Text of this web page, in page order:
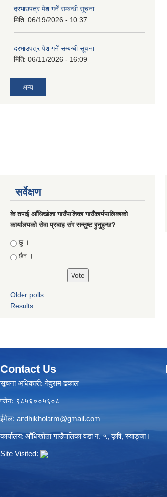
दरभाउपत्र पेश गर्ने सम्बन्धी सूचना
मिति: 06/19/2026 - 10:37
दरभाउपत्र पेश गर्ने सम्बन्धी सूचना
मिति: 06/11/2026 - 16:09
अन्य
सर्वेक्षण
के तपाई आँधिखोला गाउँपालिका गाउँकार्यपालिकाको
कार्यालयको सेवा प्रबाह संग सन्तुष्ट हुनुहुन्छ?
Choices
छु ।
छैन ।
Older polls
Results
Contact Us
सूचना अधिकारी: गेदुराम ढकाल
फोन: ९८५६००५६०८
ईमेल: andhikholarm@gmail.com
कार्यालय: आँधिखोला गाउँपालिका वडा नं. ५, कृषि, स्याङ्जा।
Site Visited: